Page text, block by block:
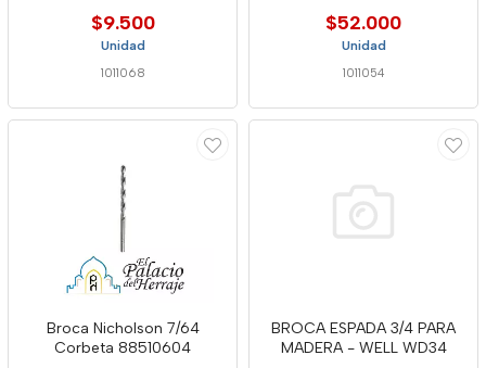
$9.500
Unidad
1011068
$52.000
Unidad
1011054
Broca Nicholson 7/64
Corbeta 88510604
BROCA ESPADA 3/4 PARA
MADERA - WELL WD34